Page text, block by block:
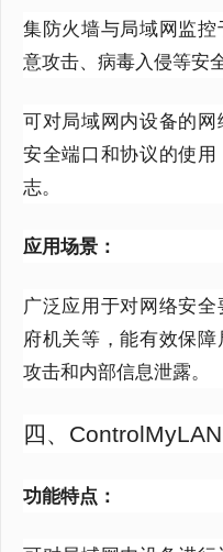
集防火墙与局域网监
意攻击、病毒入侵等安
可对局域网内设备的
安全端口和协议的使
志。
应用场景：
广泛应用于对网络安
府机关等，能有效保
攻击和内部信息泄露。
四、ControlMyLAN
功能特点：